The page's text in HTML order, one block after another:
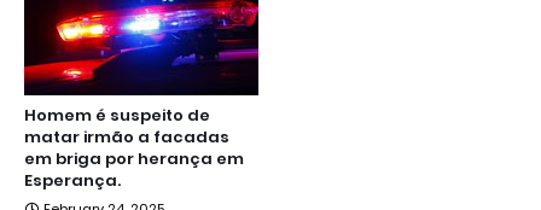
Homem é suspeito de
matar irmão a facadas
em briga por herança em
Esperança.